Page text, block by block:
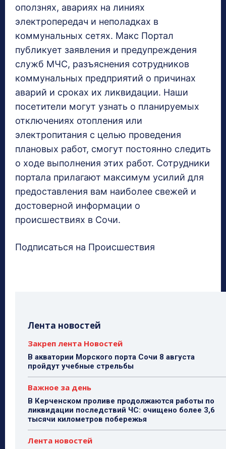
оползнях, авариях на линиях
электропередач и неполадках в
коммунальных сетях. Макс Портал
публикует заявления и предупреждения
служб МЧС, разъяснения сотрудников
коммунальных предприятий о причинах
аварий и сроках их ликвидации. Наши
посетители могут узнать о планируемых
отключениях отопления или
электропитания с целью проведения
плановых работ, смогут постоянно следить
о ходе выполнения этих работ. Сотрудники
портала прилагают максимум усилий для
предоставления вам наиболее свежей и
достоверной информации о
происшествиях в Сочи.
Подписаться на Происшествия
Лента новостей
Закреп лента Новостей
В акватории Морского порта Сочи 8 августа
пройдут учебные стрельбы
Важное за день
В Керченском проливе продолжаются работы по
ликвидации последствий ЧС: очищено более 3,6
тысячи километров побережья
Лента новостей